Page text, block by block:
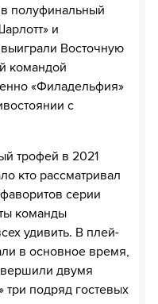
полуфинальный
и
Восточную
командой
«Филадельфия»
с
трофей в 2021
кто рассматривал
серии
команды
удивить. В плей-
в основное время,
двумя
три подряд гостевых